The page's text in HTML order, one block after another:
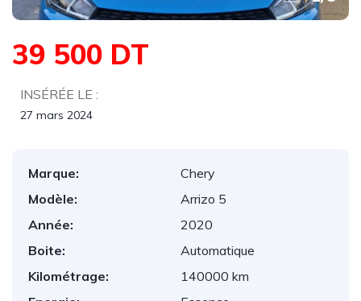
39 500 DT
INSÉRÉE LE :
27 mars 2024
Marque:
Chery
Modèle:
Arrizo 5
Année:
2020
Boite:
Automatique
Kilométrage:
140000 km